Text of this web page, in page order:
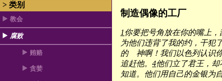
> 类别
教会
腐败
贿赂
贪婪
制造偶像的工厂
1你要把号角放在你的嘴上
为他们违背了我的约，干犯
的 神啊！我们以色列认识
追赶他。 4他们立了君王，
知道。他们用自己的金银为